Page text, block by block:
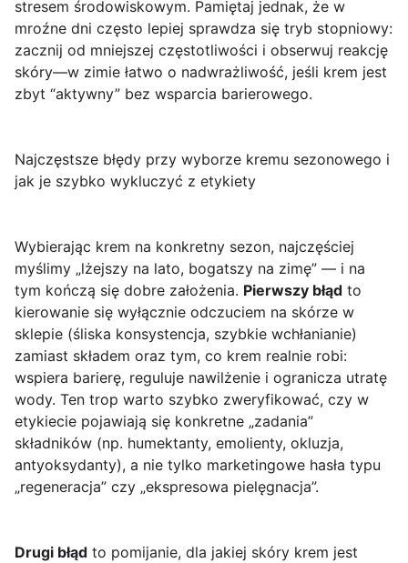
stresem środowiskowym. Pamiętaj jednak, że w
mroźne dni często lepiej sprawdza się tryb stopniowy:
zacznij od mniejszej częstotliwości i obserwuj reakcję
skóry—w zimie łatwo o nadwrażliwość, jeśli krem jest
zbyt “aktywny” bez wsparcia barierowego.
Najczęstsze błędy przy wyborze kremu sezonowego i
jak je szybko wykluczyć z etykiety
Wybierając krem na konkretny sezon, najczęściej
myślimy „lżejszy na lato, bogatszy na zimę” — i na
tym kończą się dobre założenia. Pierwszy błąd to
kierowanie się wyłącznie odczuciem na skórze w
sklepie (śliska konsystencja, szybkie wchłanianie)
zamiast składem oraz tym, co krem realnie robi:
wspiera barierę, reguluje nawilżenie i ogranicza utratę
wody. Ten trop warto szybko zweryfikować, czy w
etykiecie pojawiają się konkretne „zadania”
składników (np. humektanty, emolienty, okluzja,
antyoksydanty), a nie tylko marketingowe hasła typu
„regeneracja” czy „ekspresowa pielęgnacja”.
Drugi błąd to pomijanie, dla jakiej skóry krem jest